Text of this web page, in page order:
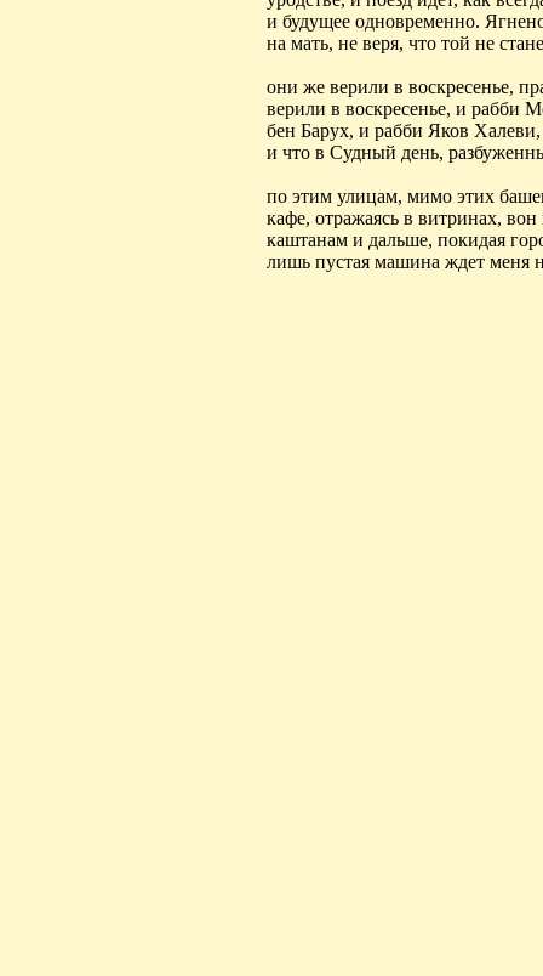
и будущее одновременно.
на мать, не веря, что той не
они же верили в воскресенье,
верили в воскресенье, и рабби
бен Барух, и рабби Яков Халеви,
и что в Судный день,
по этим улицам, мимо этих
кафе, отражаясь в витринах, вон
каштанам и дальше, покидая
лишь пустая машина ждет меня